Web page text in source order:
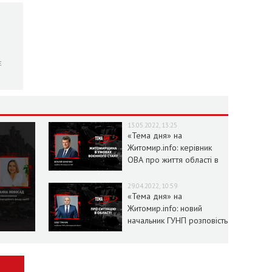
13.05.2022, 13:25
«Тема дня» на
Житомир.info: керівник
ОВА про життя області в
29.04.2022, 10:59
«Тема дня» на
Житомир.info: новий
начальник ГУНП розповість